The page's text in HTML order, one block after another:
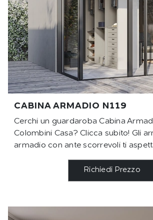
CABINA ARMADIO N119
Cerchi un guardaroba Cabina
Colombini Casa? Clicca subito! Gli
armadio con ante scorrevoli ti
Richiedi Prezzo